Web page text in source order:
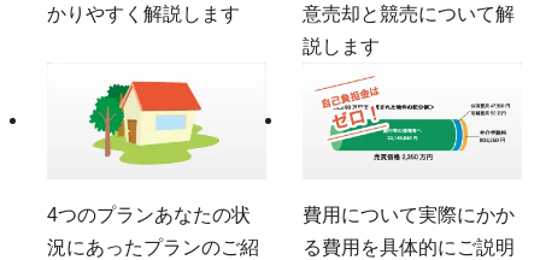
かりやすく解説します
意売却と競売について解
説します
4つのプランあなたの状
況にあったプランのご紹
費用について実際にかか
る費用を具体的にご説明